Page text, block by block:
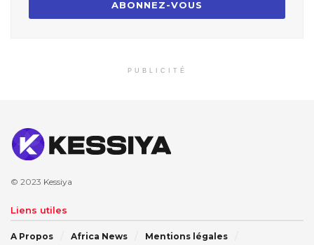
PUBLICITÉ
© 2023 Kessiya
Liens utiles
A Propos Africa News Mentions légales